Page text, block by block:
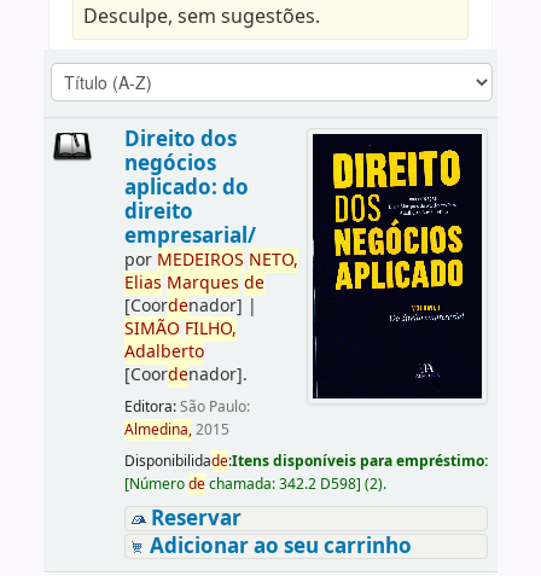
Desculpe, sem sugestões.
Direito dos
negócios
aplicado: do
direito
empresarial/
por MEDEIROS NETO,
Elias Marques de
[Coordenador] |
SIMÃO FILHO,
Adalberto
[Coordenador].
Editora:São Paulo:
Almedina,2015
Disponibilidade:Itens disponíveis para empréstimo:
[Númerodechamada:342.2 D598] (2).
Reservar
Adicionar ao seu carrinho